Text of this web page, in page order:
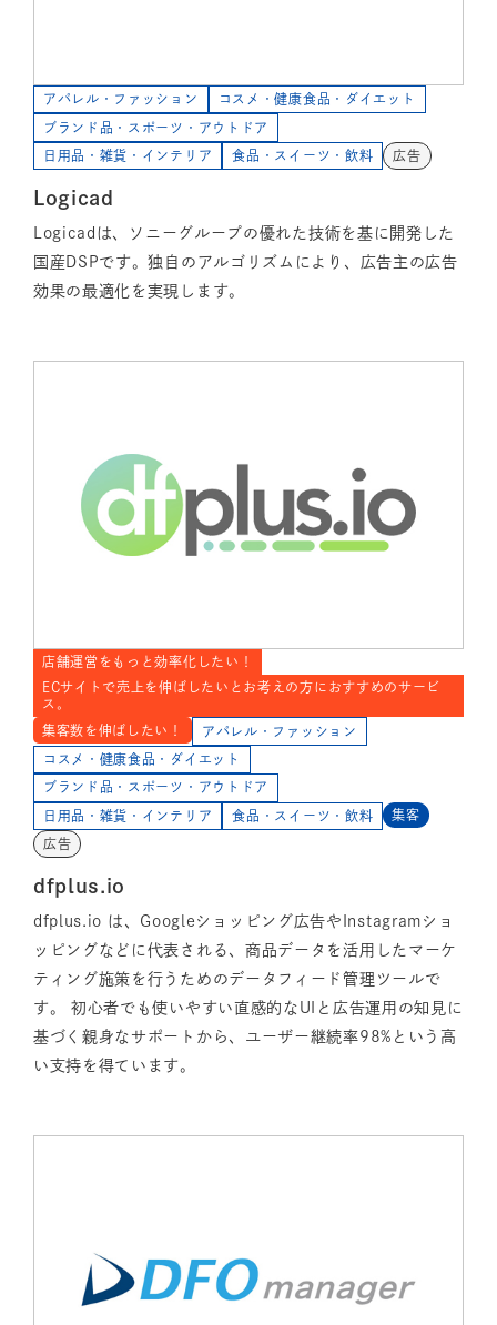
アパレル・ファッション コスメ・健康食品・ダイエット
ブランド品・スポーツ・アウトドア
日用品・雑貨・インテリア 食品・スイーツ・飲料 広告
Logicad
Logicadは、ソニーグループの優れた技術を基に開発した
国産DSPです。独自のアルゴリズムにより、広告主の広告
効果の最適化を実現します。
店舗運営をもっと効率化したい！
ECサイトで売上を伸ばしたいとお考えの方におすすめのサービ
ス。
集客数を伸ばしたい！
アパレル・ファッション
コスメ・健康食品・ダイエット
ブランド品・スポーツ・アウトドア
日用品・雑貨・インテリア 食品・スイーツ・飲料 集客
広告
dfplus.io
dfplus.io は、Googleショッピング広告やInstagramショ
ッピングなどに代表される、商品データを活用したマーケ
ティング施策を行うためのデータフィード管理ツールで
す。 初心者でも使いやすい直感的なUIと広告運用の知見に
基づく親身なサポートから、ユーザー継続率98%という高
い支持を得ています。